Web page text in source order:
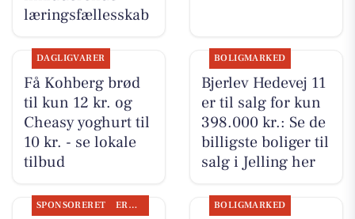
læringsfællesskab
DAGLIGVARER
Få Kohberg brød
til kun 12 kr. og
Cheasy yoghurt til
10 kr. - se lokale
tilbud
BOLIGMARKED
Bjerlev Hedevej 11
er til salg for kun
398.000 kr.: Se de
billigste boliger til
salg i Jelling her
SPONSORERET ERHVERV BOLIGMARKED